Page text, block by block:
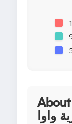
About سلطة الدجاج
واوا